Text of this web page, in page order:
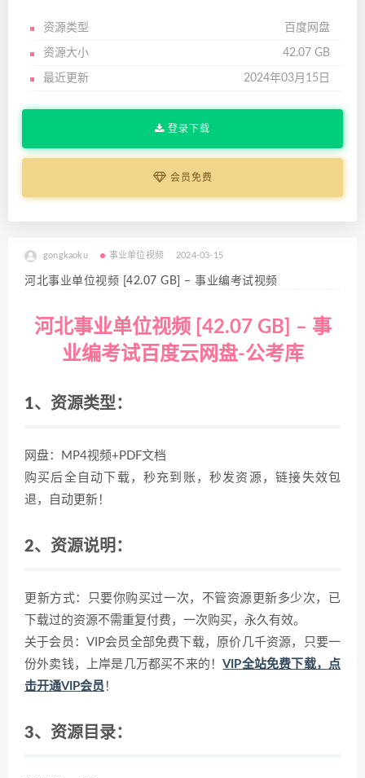
资源类型 百度网盘
资源大小 42.07 GB
最近更新 2024年03月15日
登录下载
会员免费
gongkaoku 事业单位视频 2024-03-15
河北事业单位视频 [42.07 GB] – 事业编考试视频
河北事业单位视频 [42.07 GB] – 事
业编考试百度云网盘-公考库
1、资源类型：
网盘：MP4视频+PDF文档
购买后全自动下载，秒充到账，秒发资源，链接失效包
退，自动更新！
2、资源说明：
更新方式：只要你购买过一次，不管资源更新多少次，已
下载过的资源不需重复付费，一次购买，永久有效。
关于会员：VIP会员全部免费下载，原价几千资源，只要一
份外卖钱，上岸是几万都买不来的！VIP全站免费下载，点
击开通VIP会员 ！
3、资源目录：